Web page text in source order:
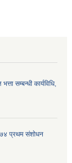
सम्बन्धी कार्यविधि,
प्रथम संशोधन